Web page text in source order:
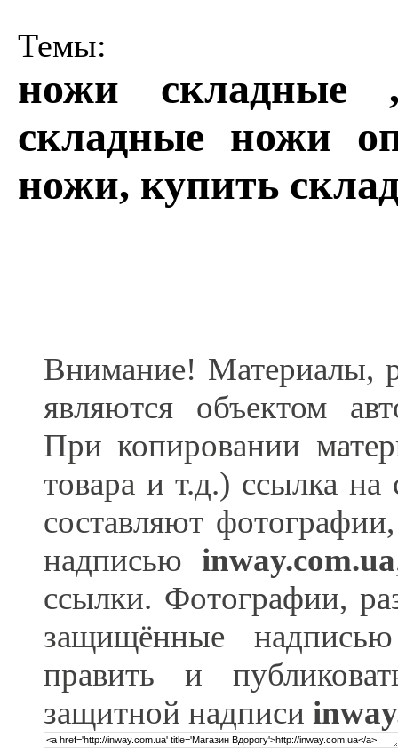
Темы:
ножи складные
складные ножи
ножи, купить
Внимание! Материалы,
являются объектом
При копировании
товара и т.д.) ссылка на
составляют
надписью inway.com.ua
ссылки. Фотографии,
защищённые
править и
защитной надписи